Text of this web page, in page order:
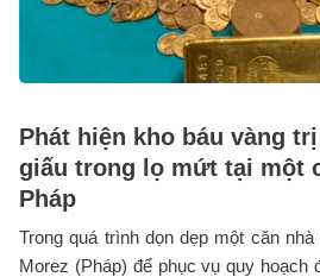
Phát hiện kho báu vàng
giấu trong lọ mứt tại một
Pháp
Trong quá trình dọn dẹp một căn
Morez (Pháp) để phục vụ quy hoạch